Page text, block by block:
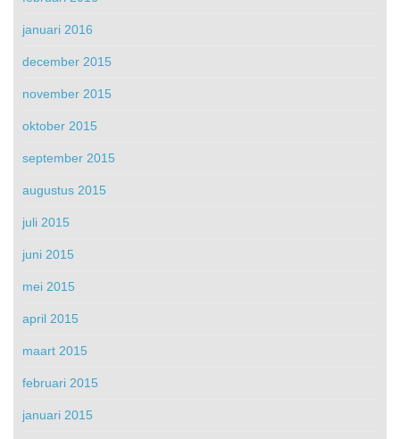
januari 2016
december 2015
november 2015
oktober 2015
september 2015
augustus 2015
juli 2015
juni 2015
mei 2015
april 2015
maart 2015
februari 2015
januari 2015